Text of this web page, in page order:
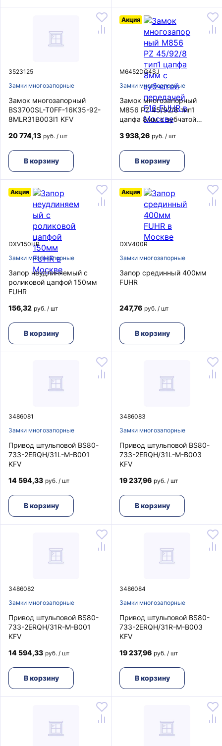
3523125
Замки многозапорные
Замок многозапорный
BS3700SL-T0FF-16K35-92-
8MLR31B003I1 KFV
20 774,13 руб. / шт
В корзину
M6452DG4SJ
Замки многозапорные
Акция
Замок многозапорный
M856 PZ 45/92/8 тип1
цапфа 8мм с зубчатой
3 938,26 руб. / шт
В корзину
DXV150HR
Замки многозапорные
Акция
Запор неудлиняемый с
роликовой цапфой 150мм
FUHR
156,32 руб. / шт
В корзину
DXV400R
Замки многозапорные
Акция
Запор срединный 400мм
FUHR
247,76 руб. / шт
В корзину
3486081
Замки многозапорные
Привод штульповой BS80-
733-2ERQH/31L-M-B001
KFV
14 594,33 руб. / шт
В корзину
3486083
Замки многозапорные
Привод штульповой BS80-
733-2ERQH/31L-M-B003
KFV
19 237,96 руб. / шт
В корзину
3486082
Замки многозапорные
Привод штульповой BS80-
733-2ERQH/31R-M-B001
KFV
14 594,33 руб. / шт
В корзину
3486084
Замки многозапорные
Привод штульповой BS80-
733-2ERQH/31R-M-B003
KFV
19 237,96 руб. / шт
В корзину